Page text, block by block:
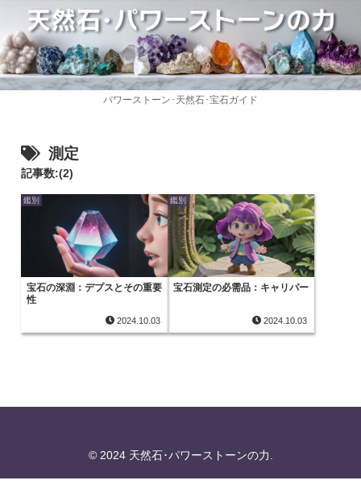
パワーストーン･天然石･宝石ガイド
測定
記事数:(2)
鑑別
宝石の深淵：デプスとその重要
性
2024.10.03
鑑別
宝石測定の必需品：キャリパー
2024.10.03
© 2024 天然石･パワーストーンの力.